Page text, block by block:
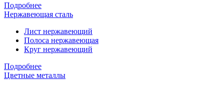
Подробнее
Нержавеющая сталь
Лист нержавеющий
Полоса нержавеющая
Круг нержавеющий
Подробнее
Цветные металлы